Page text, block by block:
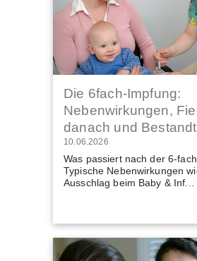
Die 6fach-Impfung:
Nebenwirkungen,
danach und
10.06.2026
Was passiert nach der 6-
Typische Nebenwirkungen
Ausschlag beim Baby & Inf...